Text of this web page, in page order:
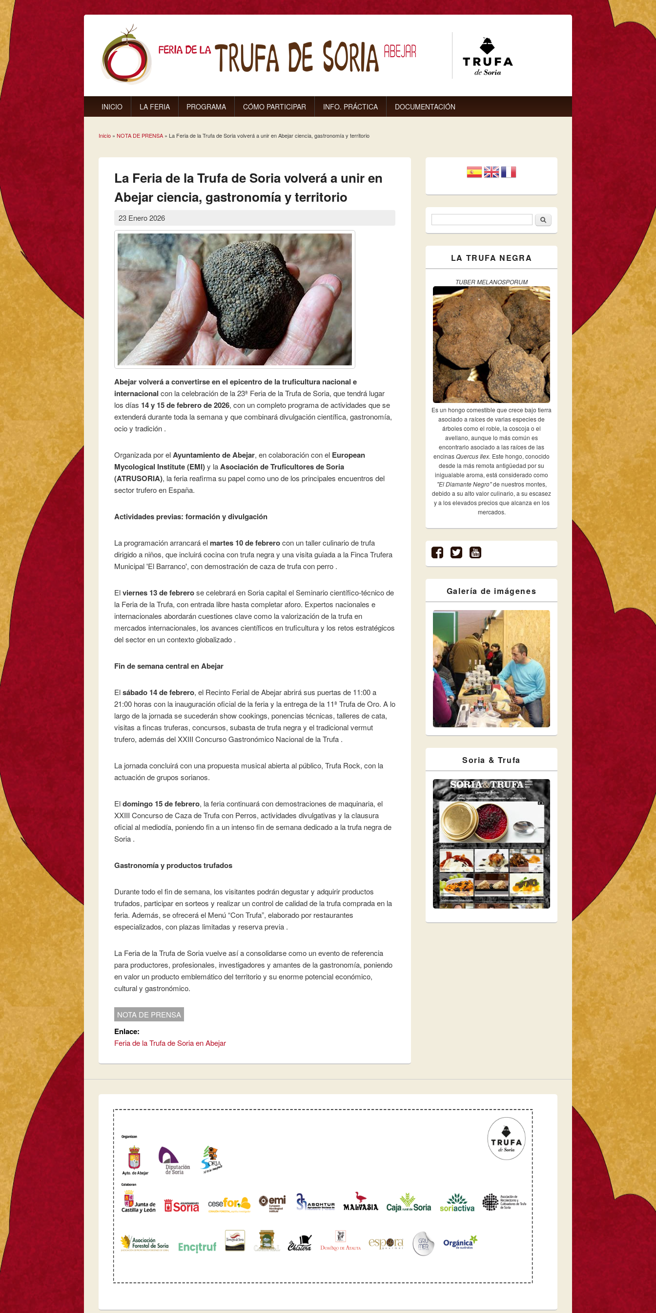
INICIO LA FERIA PROGRAMA CÓMO PARTICIPAR INFO. PRÁCTICA DOCUMENTACIÓN
Se encuentra usted aquí
Inicio » NOTA DE PRENSA » La Feria de la Trufa de Soria volverá a unir en Abejar ciencia, gastronomía y territorio
La Feria de la Trufa de Soria volverá a unir en
Abejar ciencia, gastronomía y territorio
23 Enero 2026
Abejar volverá a convertirse en el epicentro de la truficultura nacional e
internacional con la celebración de la 23ª Feria de la Trufa de Soria, que tendrá lugar
los días 14 y 15 de febrero de 2026, con un completo programa de actividades que se
extenderá durante toda la semana y que combinará divulgación científica, gastronomía,
ocio y tradición .
Organizada por elAyuntamiento de Abejar, en colaboración con el European
Mycological Institute (EMI)y laAsociación de Truficultores de Soria
(ATRUSORIA), la feria reafirma su papel como uno de los principales encuentros del
sector trufero en España.
Actividades previas: formación y divulgación
La programación arrancará el martes 10 de febrerocon un taller culinario de trufa
dirigido a niños, que incluirá cocina con trufa negra y una visita guiada a la Finca Trufera
Municipal 'El Barranco', con demostración de caza de trufa con perro .
Elviernes 13 de febrerose celebrará en Soria capital el Seminario científico-técnico de
la Feria de la Trufa, con entrada libre hasta completar aforo. Expertos nacionales e
internacionales abordarán cuestiones clave como la valorización de la trufa en
mercados internacionales, los avances científicos en truficultura y los retos estratégicos
del sector en un contexto globalizado .
Fin de semana central en Abejar
Elsábado 14 de febrero, el Recinto Ferial de Abejar abrirá sus puertas de 11:00 a
21:00 horas con la inauguración oficial de la feria y la entrega de la 11ª Trufa de Oro. A lo
largo de la jornada se sucederán show cookings, ponencias técnicas, talleres de cata,
visitas a fincas truferas, concursos, subasta de trufa negra y el tradicional vermut
trufero, además del XXIII Concurso Gastronómico Nacional de la Trufa .
La jornada concluirá con una propuesta musical abierta al público, Trufa Rock, con la
actuación de grupos sorianos.
Eldomingo 15 de febrero, la feria continuará con demostraciones de maquinaria, el
XXIII Concurso de Caza de Trufa con Perros, actividades divulgativas y la clausura
oficial al mediodía, poniendo fin a un intenso fin de semana dedicado a la trufa negra de
Soria .
Gastronomía y productos trufados
Durante todo el fin de semana, los visitantes podrán degustar y adquirir productos
trufados, participar en sorteos y realizar un control de calidad de la trufa comprada en la
feria. Además, se ofrecerá el Menú “Con Trufa”, elaborado por restaurantes
especializados, con plazas limitadas y reserva previa .
La Feria de la Trufa de Soria vuelve así a consolidarse como un evento de referencia
para productores, profesionales, investigadores y amantes de la gastronomía, poniendo
en valor un producto emblemático del territorio y su enorme potencial económico,
cultural y gastronómico.
NOTA DE PRENSA
Enlace:
Feria de la Trufa de Soria en Abejar
Formulario de búsqueda
Buscar
LA TRUFA NEGRA
TUBER MELANOSPORUM
Es un hongo comestible que crece bajo tierra
asociado a raíces de varias especies de
árboles como el roble, la coscoja o el
avellano, aunque lo más común es
encontrarlo asociado a las raíces de las
encinasQuercus Ilex. Este hongo, conocido
desde la más remota antigüedad por su
inigualable aroma, está considerado como
"El Diamante Negro"de nuestros montes,
debido a su alto valor culinario, a su escasez
y a los elevados precios que alcanza en los
mercados.
Galería de imágenes
Soria & Trufa